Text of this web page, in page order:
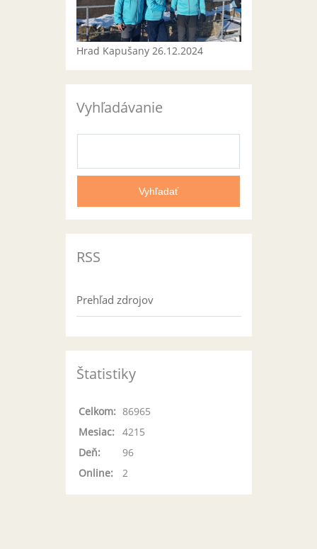
Hrad Kapušany 26.12.2024
Vyhľadávanie
RSS
Prehľad zdrojov
Štatistiky
Online: 2
Celkom: 86965
Mesiac:
4215
Deň:
96